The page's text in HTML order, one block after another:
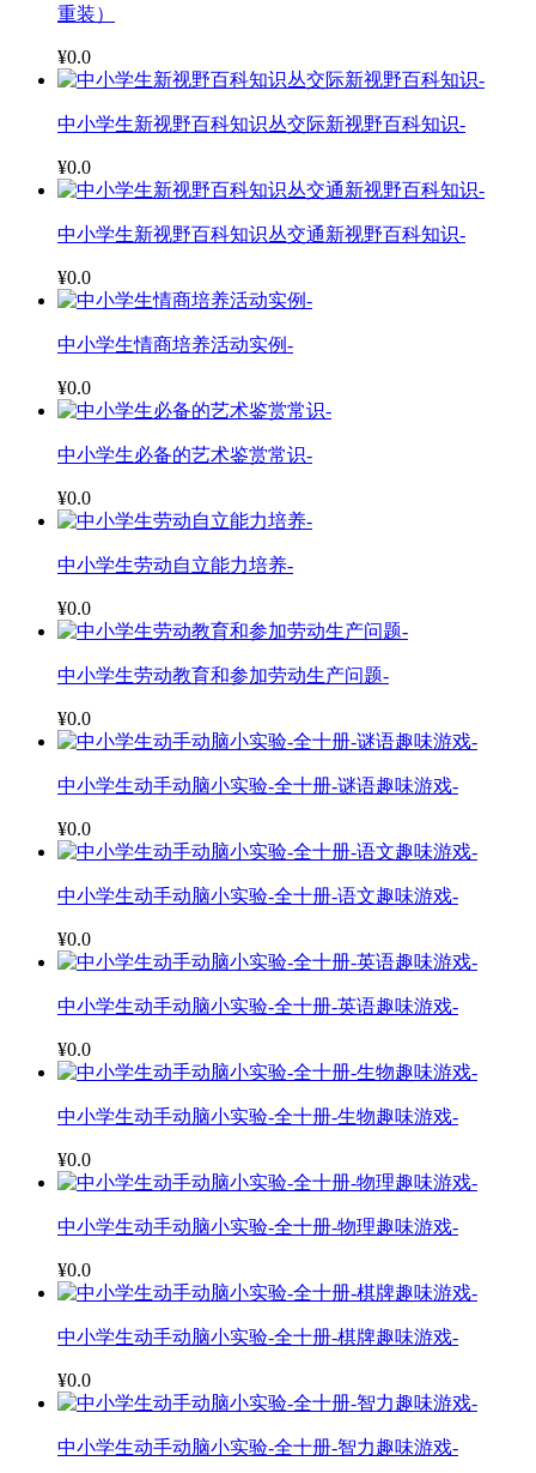
重装）
¥0.0
中小学生新视野百科知识丛交际新视野百科知识-
¥0.0
中小学生新视野百科知识丛交通新视野百科知识-
¥0.0
中小学生情商培养活动实例-
¥0.0
中小学生必备的艺术鉴赏常识-
¥0.0
中小学生劳动自立能力培养-
¥0.0
中小学生劳动教育和参加劳动生产问题-
¥0.0
中小学生动手动脑小实验-全十册-谜语趣味游戏-
¥0.0
中小学生动手动脑小实验-全十册-语文趣味游戏-
¥0.0
中小学生动手动脑小实验-全十册-英语趣味游戏-
¥0.0
中小学生动手动脑小实验-全十册-生物趣味游戏-
¥0.0
中小学生动手动脑小实验-全十册-物理趣味游戏-
¥0.0
中小学生动手动脑小实验-全十册-棋牌趣味游戏-
¥0.0
中小学生动手动脑小实验-全十册-智力趣味游戏-